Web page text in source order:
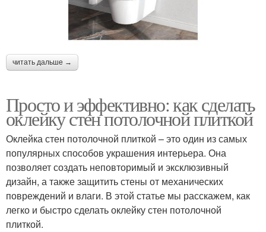
читать дальше →
Просто и эффективно: как сделать
оклейку стен потолочной плиткой
Оклейка стен потолочной плиткой – это один из самых
популярных способов украшения интерьера. Она
позволяет создать неповторимый и эксклюзивный
дизайн, а также защитить стены от механических
повреждений и влаги. В этой статье мы расскажем, как
легко и быстро сделать оклейку стен потолочной
плиткой.